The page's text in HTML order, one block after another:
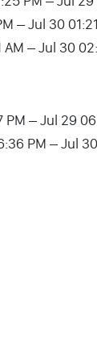
– Jul 30
AM – Jul 30
PM – Jul 29
PM – Jul